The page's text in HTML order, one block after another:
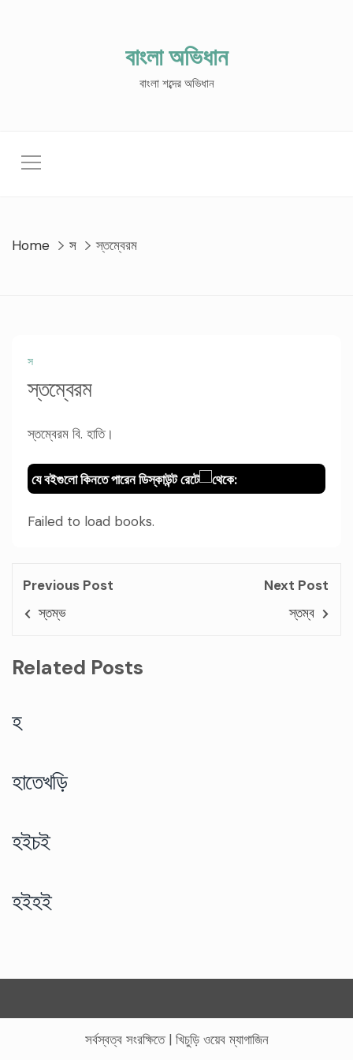
বাংলা অভিধান
বাংলা শব্দের অভিধান
Home স স্তম্বেরম
স
স্তম্বেরম
স্তম্বেরম বি. হাতি।
যে বইগুলো কিনতে পারেন ডিস্কাউন্ট রেটে থেকে:
Failed to load books.
Previous Post
স্তম্ভ
Next Post
স্তম্ব
Related Posts
হ
হাতেখড়ি
হইচই
হইহই
সর্বস্বত্ব সংরক্ষিতে | খিচুড়ি ওয়েব ম্যাগাজিন